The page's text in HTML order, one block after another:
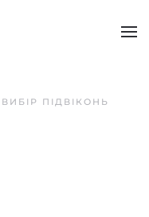
ВИБІР ПІДВІКОНЬ